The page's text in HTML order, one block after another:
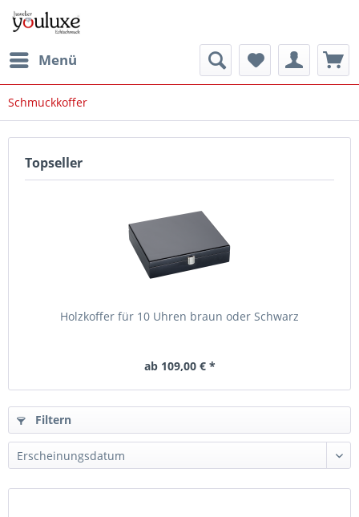
Menü
Schmuckkoffer
Topseller
Holzkoffer für 10 Uhren braun oder Schwarz
ab 109,00 € *
Filtern